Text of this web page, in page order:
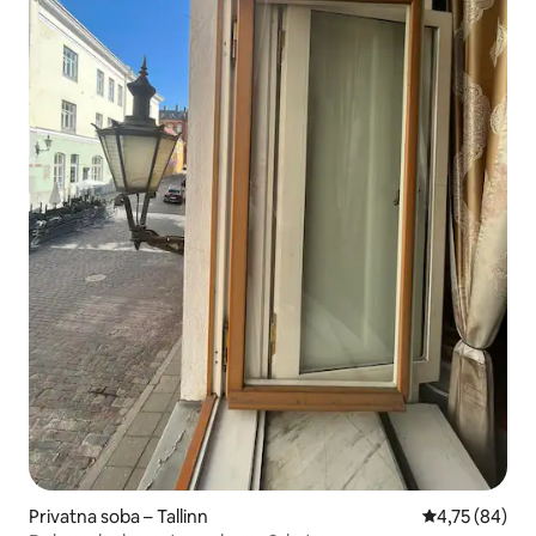
Privatna soba – Tallinn Prosječna
4,75 (84)